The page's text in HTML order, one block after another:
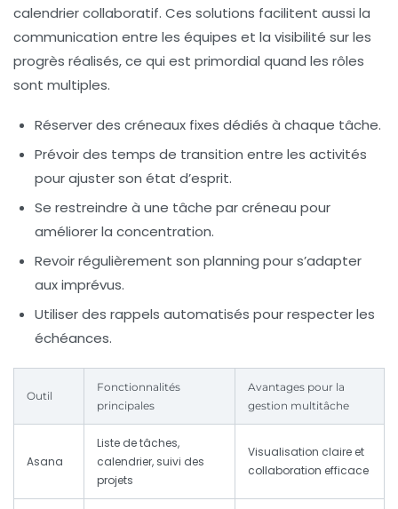
calendrier collaboratif. Ces solutions facilitent aussi la
communication entre les équipes et la visibilité sur les
progrès réalisés, ce qui est primordial quand les rôles
sont multiples.
Réserver des créneaux fixes dédiés à chaque tâche.
Prévoir des temps de transition entre les activités
pour ajuster son état d’esprit.
Se restreindre à une tâche par créneau pour
améliorer la concentration.
Revoir régulièrement son planning pour s’adapter
aux imprévus.
Utiliser des rappels automatisés pour respecter les
échéances.
Outil
Fonctionnalités
principales
Avantages pour la
gestion multitâche
Asana
Liste de tâches,
calendrier, suivi des
projets
Visualisation claire et
collaboration efficace